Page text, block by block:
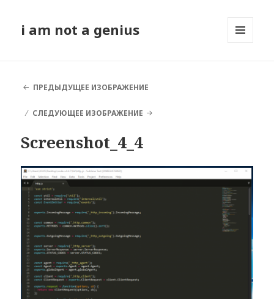
i am not a genius
ПРЕДЫДУЩЕЕ ИЗОБРАЖЕНИЕ
СЛЕДУЮЩЕЕ ИЗОБРАЖЕНИЕ
Screenshot_4_4